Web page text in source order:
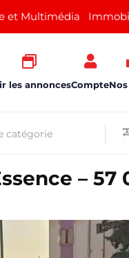
et Multimédia
les annoncesCompte
– 57